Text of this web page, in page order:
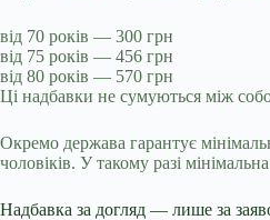
від 70 років — 300 грн
від 75 років — 456 грн
від 80 років — 570 грн
Ці надбавки не сумуються між
Окремо держава гарантує
чоловіків. У такому разі
Надбавка за догляд — лише за